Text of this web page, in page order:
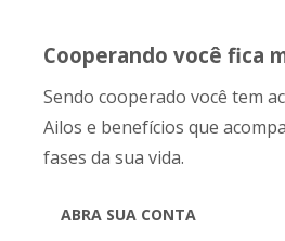
Cooperando você fica
Sendo cooperado você tem
Ailos e benefícios que
fases da sua vida.
ABRA SUA CONTA